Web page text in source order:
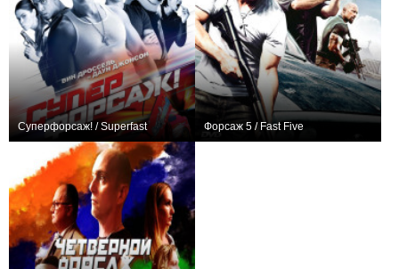
Суперфорсаж! / Superfast Форсаж 5 / Fast Five